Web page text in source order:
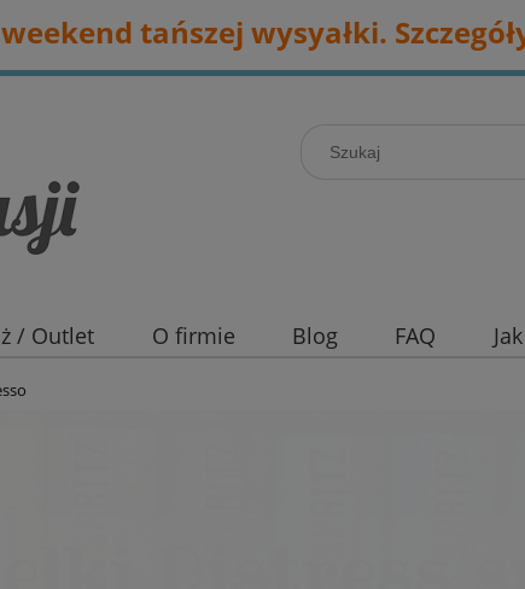
tańszej wysyałki.
/ Outlet O firmie Blog FAQ